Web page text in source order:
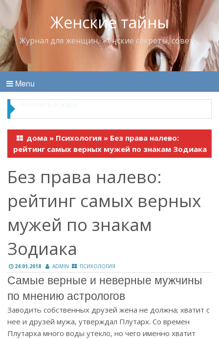
Женские тайны
Журнал для женщин, женские секреты, советы
Menu
дома » Психология » Без права налево:
рейтинг самых верных мужей по знакам Зодиака
Без права налево:
рейтинг самых верных
мужей по знакам
Зодиака
24.01.2018 ADMIN ПСИХОЛОГИЯ
Самые верные и неверные мужчины
по мнению астрологов
Заводить собственных друзей жена не должна; хватит с
нее и друзей мужа, утверждал Плутарх. Со времен
Плутарха много воды утекло, но чего именно хватит